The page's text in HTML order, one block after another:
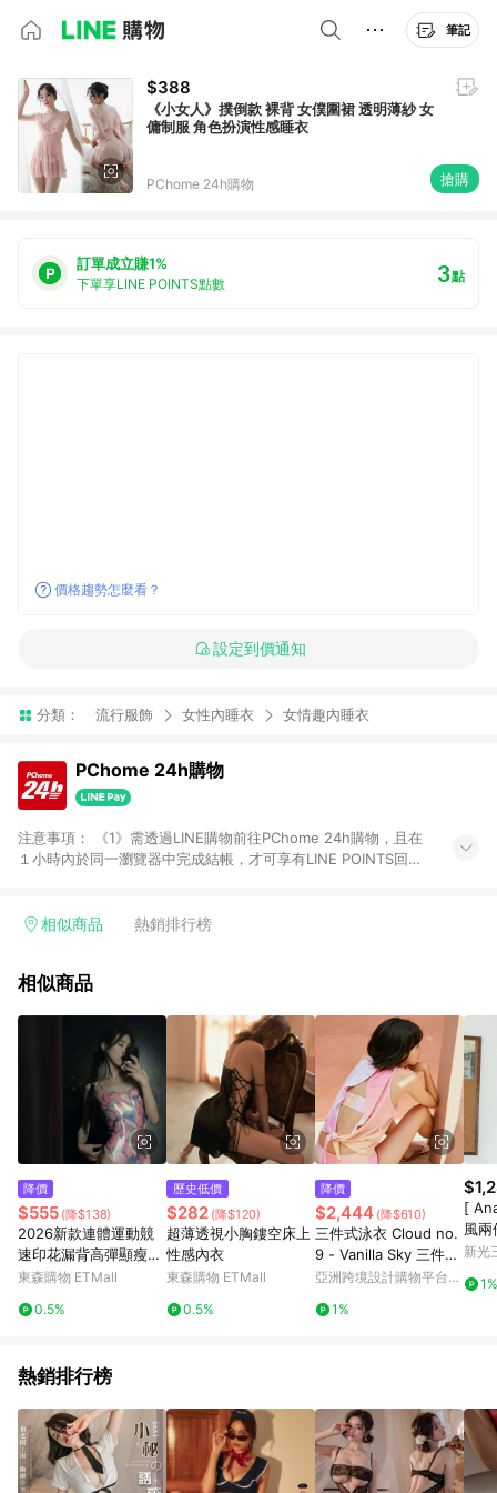
筆記
$388
《小女人》撲倒款 裸背 女僕圍裙 透明薄紗 女
傭制服 角色扮演性感睡衣
PChome 24h購物 搶購
訂單成立賺1%
下單享LINE POINTS點數 3點
價格趨勢怎麼看？
設定到價通知
分類： 流行服飾 女性內睡衣 女情趣內睡衣
PChome 24h購物
注意事項： 《1》需透過LINE購物前往PChome 24h購物，且在
１小時內於同一瀏覽器中完成結帳，才可享有LINE POINTS回饋
在點數回饋範圍內。 《3》如取消訂單、退貨、購物中登出
品、票券、訂閱方案、PChome儲值商品、企業專區/企業採購、
值點數、點數/禮物卡 [2025/2/16起適用] - 票券全品項
[2026/6/2起適用] 《5》回饋點數的計算將會排除【訂單活動折
扣 (含折價券折扣)】、【P幣扣抵】、【現金積點扣抵】及【訂單
運費】等金額。 《6》符合LINE POINTS回饋資格之訂單將於商
家訂單頁面標示「LINE回饋」，若無此標示則 不符合回饋LINE
POINTS點數資格亦不得使用點數紅包 。 《7》LINE購物設有
「單一商品最高回饋點數」機制 (特殊活動時開放「回饋無上
當下LINE購物所設定的回饋機制為準。 《8》LINE購物為購物資
訊整合性平台，商品資料更新會有時間差，如顯示之商品規格、
顏色、價位、贈品與PChome 24h購物銷售網頁不符，以銷售網
頁標示為準！
相似商品 熱銷排行榜
相似商品
降價
$555 (降$138)
2026新款連體運動競
速印花漏背高彈顯瘦泡
溫泉游泳學生沙灘泳裝
東森購物 ETMall
0.5%
歷史低價
$282 (降$120)
超薄透視小胸鏤空床上
性感內衣
東森購物 ETMall
0.5%
降價
$2,444 (降$610)
三件式泳衣 Cloud no.
9 - Vanilla Sky 三件式
泳衣 三件式泳衣 復古
亞洲跨境設計購物平台
1%
[
風兩
新光
1%
熱銷排行榜